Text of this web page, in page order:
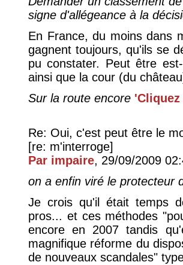
signe d'allégeance à la
En France, du moins dans
gagnent toujours, qu'ils se
pu constater. Peut être
ainsi que la cour (du
Sur la route encore
Re: Oui, c'est peut être le
[re: m'interroge]
Par impaire, 29/09/2009
on a enfin viré le
Je crois qu'il était temps
pros... et ces méthodes
encore en 2007 tandis
magnifique réforme du
de nouveaux scandales"